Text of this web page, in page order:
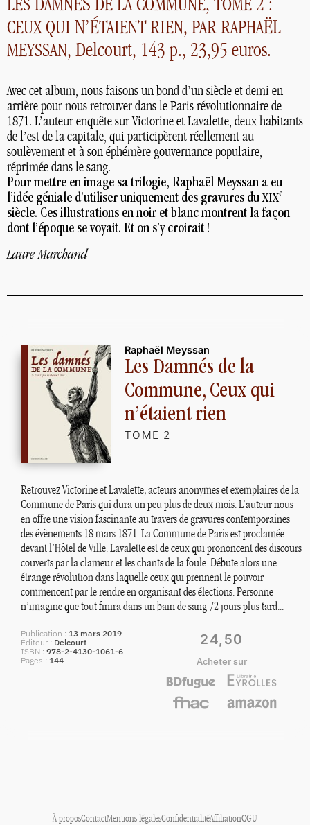
LES DAMNÉS DE LA COMMUNE, TOME 2 :
CEUX QUI N’ÉTAIENT RIEN, PAR RAPHAËL
MEYSSAN, Delcourt, 143 p., 23,95 euros.
Avec cet album, nous faisons un bond d’un siècle et demi en
arrière pour nous retrouver dans le Paris révolutionnaire de
1871. L’auteur enquête sur Victorine et Lavalette, deux habitants
de l’est de la capitale, qui participèrent réellement au
soulèvement et à son éphémère gouvernance populaire,
réprimée dans le sang.
Pour mettre en image sa trilogie, Raphaël Meyssan a eu
l’idée géniale d’utiliser uniquement des gravures duXIXe
siècle. Ces illustrations en noir et blanc montrent la façon
dont l’époque se voyait. Et on s’y croirait !
Laure Marchand
Raphaël Meyssan
Les Damnés de la
Commune, Ceux qui
n’étaient rien
TOME 2
Retrouvez Victorine et Lavalette, acteurs anonymes et exemplaires de la
Commune de Paris qui dura un peu plus de deux mois. L’auteur nous
en offre une vision fascinante au travers de gravures contemporaines
des évènements.18 mars 1871. La Commune de Paris est proclamée
devant l’Hôtel de Ville. Lavalette est de ceux qui prononcent des discours
couverts par la clameur et les chants de la foule. Débute alors une
étrange révolution dans laquelle ceux qui prennent le pouvoir
commencent par le rendre en organisant des élections. Personne
n’imagine que tout finira dans un bain de sang 72 jours plus tard...
Publication
13 mars 2019
Éditeur
Delcourt
ISBN 978-2-4130-1061-6
Pages
144
24,50
Acheter sur
À proposContactMentions légalesConfidentialitéAffiliationCGU